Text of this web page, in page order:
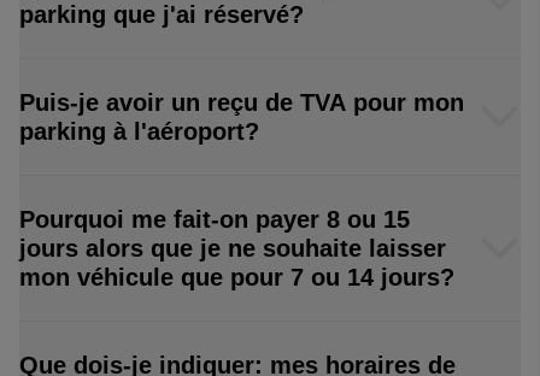
parking que j'ai réservé?
Puis-je avoir un reçu de TVA pour mon
parking à l'aéroport?
Pourquoi me fait-on payer 8 ou 15
jours alors que je ne souhaite laisser
mon véhicule que pour 7 ou 14 jours?
Que dois-je indiquer: mes horaires de